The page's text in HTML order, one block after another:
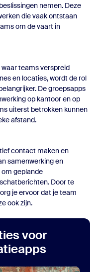
nemen. Deze
die vaak ontstaan
om de vaart in
teams verspreid
en locaties, wordt de rol
Degroepsapps
op kantoor en op
uiterst betrokken kunnen
afstand.
contact maken en
samenwerking en
geplande
Door te
je ervoor dat je team
ook zijn.
voor